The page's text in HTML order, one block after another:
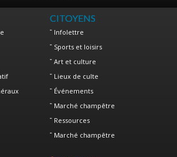
CITOYENS
Infolettre
Sports et loisirs
Art et culture
Lieux de culte
Événements
Marché champêtre
Ressources
Marché champêtre